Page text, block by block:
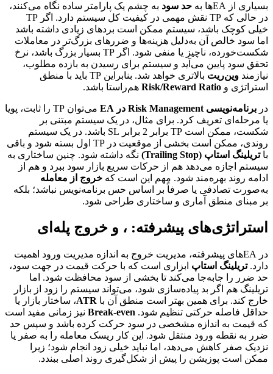
بسیاری از EAها به حد سود به چشم یک پارامتر ساده نگاه می‌کنند،
در حالی که TP نقش مهمی در کیفیت کل سیستم دارد. اگر TP
خیلی کوچک باشد، سیستم ممکن است بردهای زیادی داشته باشد
اما سود خالص آن به‌دلیل هزینه‌ها و ضررهای بزرگ‌تر در معاملات
شکست‌خورده، ناچیز یا منفی شود. اگر TP بسیار بزرگ باشد، نرخ
تحقق سود پایین می‌آید و سیستم برای رسیدن به بازده مطلوب،
نیازمند وین‌ریت
بالاتری خواهد شد. بنابراین TP باید با منطق
استراتژی و Risk/Reward Ratio هم‌راستا باشد.
در برنامه‌نویسی Risk Management در EA
می‌توان TP را ثابت، پویا
یا مرحله‌ای تعریف کرد. برای مثال، در یک سیستم مبتنی بر
شکست، ممکن است TP برابر 2 برابر SL باشد. در یک سیستم
روندی، ممکن است بخشی از موقعیت در TP اول بسته شود و باقی
باتریلینگ استاپ (Trailing Stop)
نگه داشته شود. چنین ساختاری به
سیستم اجازه می‌دهد هم از حرکات سریع بازار سود ببرد و هم از
ادامه روند بهره‌مند شود. مهم این است که خروج از معامله
به‌صورت تصادفی یا صرفاً بر اساس حس برنامه‌نویس نباشد؛ بلکه
بر مبنای منطق آماری و ساختاری طراحی شود.
استراتژی‌های پیشرفته: ، و خروج پله‌ای
در EAهای پیشرفته، مدیریت خروج به اندازه مدیریت ورود اهمیت
دارد.تریلینگ استاپ ابزاری است که با حرکت قیمت در جهت سود،
حد ضرر را جابه‌جا می‌کند تا بخشی از سود محافظت شود. اما
تریلینگ هم اگر بد پیاده‌سازی شود، می‌تواند سیستم را زود از بازار
خارج کند. برای همین بهتر است منطق آن با ATR، ساختار بازار یا
حداقل فاصله حرکتی تنظیم شود. Break-even نیز زمانی مفید است
که قیمت به اندازه مشخصی در سود حرکت کرده باشد و سپس حد
ضرر به نقطه ورود منتقل شود. این کار ریسک معامله را به صفر یا
نزدیک صفر کاهش می‌دهد، اما نباید خیلی زود انجام شود؛ زیرا
ممکن است پوزیشن را پیش از شکل‌گیری روند اصلی ببندد.